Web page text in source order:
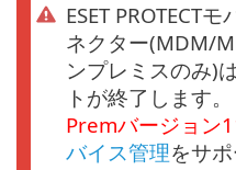
ESET PROTECT
ネクター(MDM/
ンプレミスのみ)
トが終了します。
Premバージョン
バイス管理をサ